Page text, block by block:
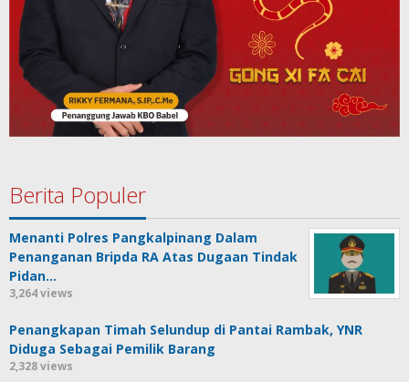
Berita Populer
Menanti Polres Pangkalpinang Dalam
Penanganan Bripda RA Atas Dugaan Tindak
Pidan…
3,264 views
Penangkapan Timah Selundup di Pantai Rambak, YNR
Diduga Sebagai Pemilik Barang
2,328 views